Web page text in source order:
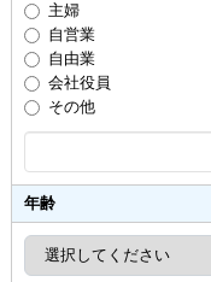
主婦
自営業
自由業
会社役員
その他
年齢